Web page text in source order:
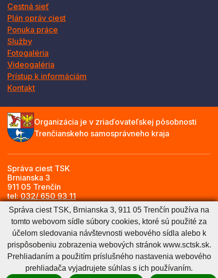
Cestná sieť
Plán opráv ciest
Ponuka práce
Služby
Fotogaléria
Videogaléria
Prístup k informáciám
Kontakt
Organizácia je v zriaďovateľskej pôsobnosti
Trenčianskeho samosprávneho kraja
Správa ciest TSK
Brnianska 3
911 05 Trenčín
tel:032/ 650 93 11
e-mail:
info@sctsk.sk
Zásady spracúvania osobných údajovCookies nastavenie
Cookies - viac informáciíVyhlásenie o prístupnosti
Technický prevádzkovateľSprávca obsahu
GenerujeCMS BUXUS
Správa ciest TSK, Brnianska 3, 911 05 Trenčín používa na
tomto webovom sídle súbory cookies, ktoré sú použité za
účelom sledovania návštevnosti webového sídla alebo k
prispôsobeniu zobrazenia webových stránok www.sctsk.sk.
Prehliadaním a použitím príslušného nastavenia webového
prehliadača vyjadrujete súhlas s ich používaním.